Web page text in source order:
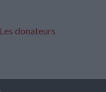
Les donateurs